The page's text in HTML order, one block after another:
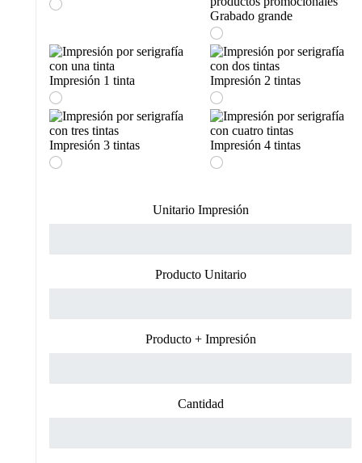
Grabado grande
Impresión 1 tinta Impresión 2 tintas
Impresión 3 tintas Impresión 4 tintas
Unitario Impresión
Producto Unitario
Producto + Impresión
Cantidad